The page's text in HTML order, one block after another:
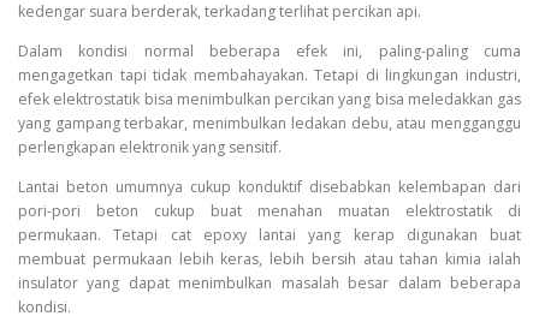
kedengar suara berderak, terkadang terlihat percikan api.
Dalam kondisi normal beberapa efek ini, paling-paling cuma
mengagetkan tapi tidak membahayakan. Tetapi di lingkungan industri,
efek elektrostatik bisa menimbulkan percikan yang bisa meledakkan gas
yang gampang terbakar, menimbulkan ledakan debu, atau mengganggu
perlengkapan elektronik yang sensitif.
Lantai beton umumnya cukup konduktif disebabkan kelembapan dari
pori-pori beton cukup buat menahan muatan elektrostatik di
permukaan. Tetapi cat epoxy lantai yang kerap digunakan buat
membuat permukaan lebih keras, lebih bersih atau tahan kimia ialah
insulator yang dapat menimbulkan masalah besar dalam beberapa
kondisi.